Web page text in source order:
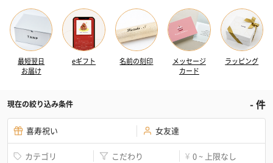
最短翌日
お届け
eギフト 名前の刻印
メッセージ
カード
ラッピング
現在の絞り込み条件 -件
喜寿祝い 女友達
カテゴリ こだわり ¥ 0 ~ 上限なし